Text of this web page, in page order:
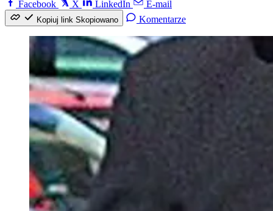
Facebook
X LinkedIn E-mail
Kopiuj link Skopiowano Komentarze